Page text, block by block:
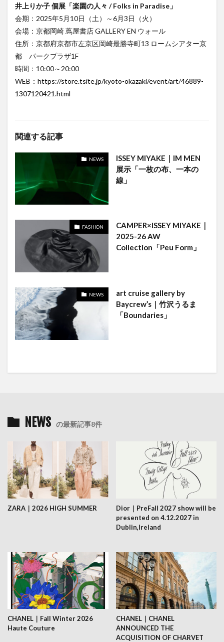
井上りか子 個展「楽園の人々 / Folks in Paradise」
会期：2025年5月10日（土）～6月3日（火）
会場：京都岡崎 蔦屋書店 GALLERY EN ウォール
住所：京都府京都市左京区岡崎最勝寺町13 ロームシアター京
都 パークプラザ1F
時間：10:00～20:00
WEB： https://store.tsite.jp/kyoto-okazaki/event/art/46889-
1307120421.html
関連する記事
NEWS
ISSEY MIYAKE｜IM MEN
展示「一枚の布、一本の
線」
FASHION
CAMPER×ISSEY MIYAKE｜
2025-26 AW
Collection「Peu Form」
NEWS
art cruise gallery by
Baycrew’s｜竹沢うるま
「Boundaries」
NEWS の最新記事8件
ZARA｜2026 HIGH SUMMER
Dior｜PreFall 2027 show will be
presented on 4.12.2027 in
Dublin,Ireland
CHANEL｜Fall Winter 2026
Haute Couture
CHANEL｜CHANEL
ANNOUNCED THE
ACQUISITION OF CHARVET